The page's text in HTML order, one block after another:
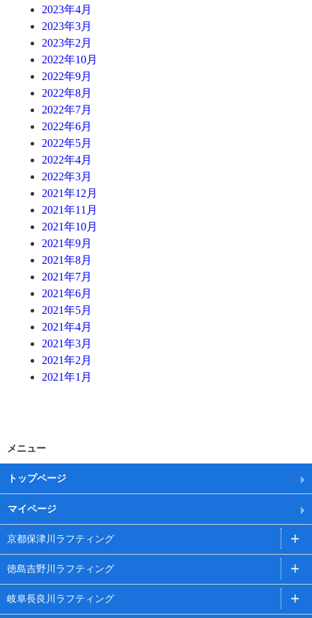
2023年4月
2023年3月
2023年2月
2022年10月
2022年9月
2022年8月
2022年7月
2022年6月
2022年5月
2022年4月
2022年3月
2021年12月
2021年11月
2021年10月
2021年9月
2021年8月
2021年7月
2021年6月
2021年5月
2021年4月
2021年3月
2021年2月
2021年1月
メニュー
トップページ
マイページ
京都保津川ラフティング
徳島吉野川ラフティング
岐阜長良川ラフティング